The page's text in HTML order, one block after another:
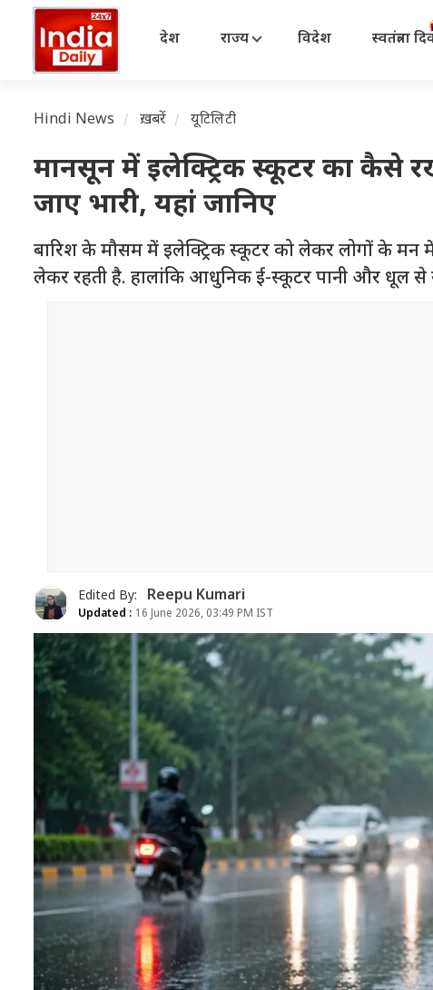
देश राज्य विदेश स्वतंत्रता
Hindi News ख़बरें यूटिलिटी
मानसून में इलेक्ट्रिक स्कूटर का कैसे
जाए भारी, यहां जानिए
बारिश के मौसम में इलेक्ट्रिक स्कूटर को लेकर लोगों के मन
लेकर रहती है. हालांकि आधुनिक ई-स्कूटर पानी और धूल
Edited By: Reepu Kumari
Updated : 16 June 2026, 03:49 PM IST